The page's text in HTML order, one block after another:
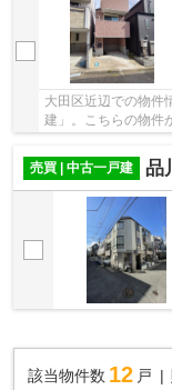
大田区近辺での物件
建」。こちらの物件
評の物件で、令和元
売買 | 中古一戸建
品
該当物件数 12 戸